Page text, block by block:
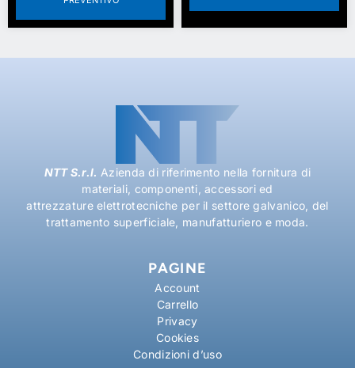
NTT S.r.l. Azienda di riferimento nella fornitura di
materiali, componenti, accessori ed
attrezzature elettrotecniche per il settore galvanico, del
trattamento superficiale, manufatturiero e moda.
PAGINE
Account
Carrello
Privacy
Cookies
Condizioni d’uso